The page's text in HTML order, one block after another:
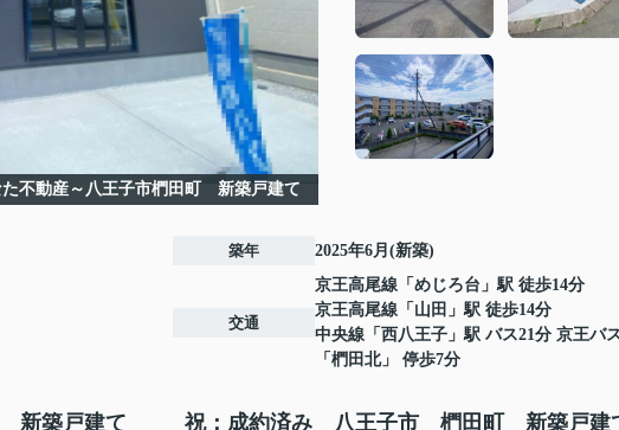
不動産～八王子市椚田町 新築戸建て
築年 2025年6月(新築)
交通
京王高尾線 「 めじろ台 」駅 徒歩14分
京王高尾線 「 山田 」駅 徒歩14分
中央線 「 西八王子 」駅 バス21分 京王バ
「椚田北」 停歩7分
新築戸建て
祝：成約済み 八王子市 椚田町 新築戸